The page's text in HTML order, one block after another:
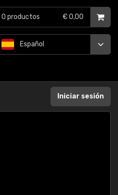
Español
0 productos € 0,00
Iniciar sesión